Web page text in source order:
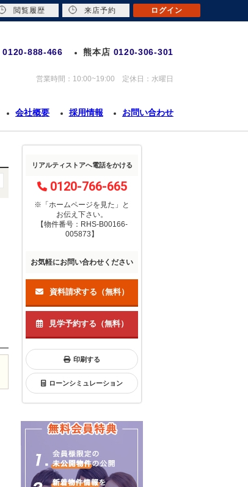
0120-888-466 熊本店 0120-306-301
営業時間：10:00~19:00 定休日：水曜日
会社概要 採用情報 お問い合わせ
リアルティストアへ電話をかける
0120-766-665
※「ホームページを見た」
と
お伝え下さい。
【物件番号：RHS-B00166-
005873】
お気軽にお問い合わせください
資料請求する（無料）
見学予約する（無料）
印刷する
ローンシミュレーション
閲覧履歴 来店予約 ログイン